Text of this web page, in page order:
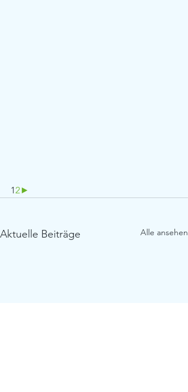
12►
Aktuelle Beiträge Alle ansehen